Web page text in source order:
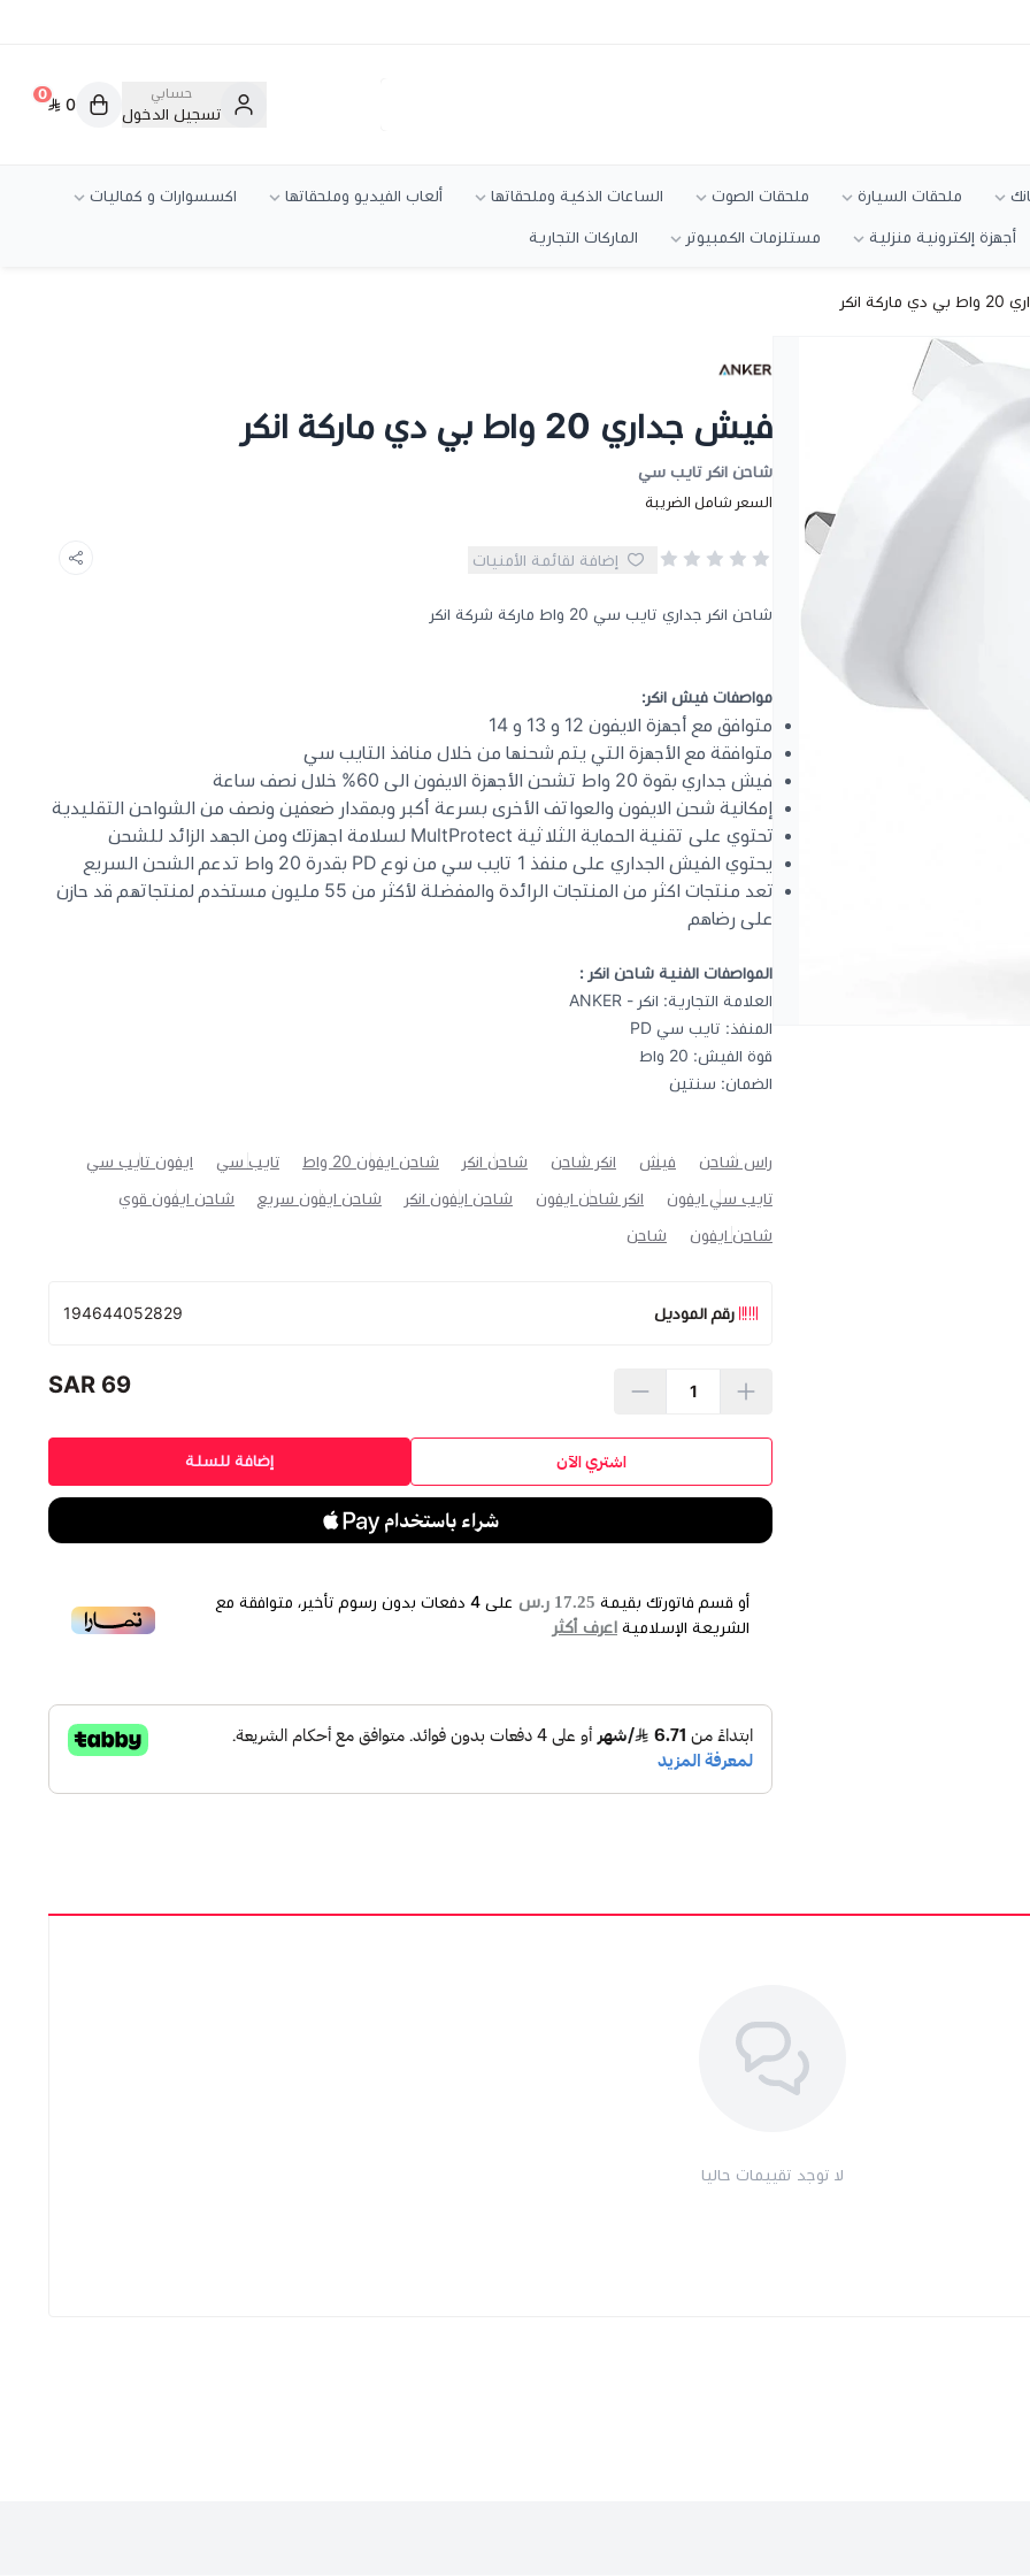
حسابي
تسجيل الدخول
0
0
ملحقات السيارة ملحقات الصوت الساعات الذكية وملحقاتها ألعاب الفيديو وملحقاتها اكسسوارات و كماليات
أجهزة إلكترونية منزلية مستلزمات الكمبيوتر الماركات التجارية
انكر
فيش جداري 20 واط بي دي ماركة انكر
شاحن انكر تايب سي
السعر شامل الضريبة
إضافة لقائمة الأمنيات
شاحن انكر جداري تايب سي 20 واط ماركة شركة انكر
مواصفات فيش انكر:
متوافق مع أجهزة الايفون 12 و 13 و 14
متوافقة مع الأجهزة التي يتم شحنها من خلال منافذ التايب سي
فيش جداري بقوة 20 واط تشحن الأجهزة الايفون الى 60% خلال نصف ساعة
إمكانية شحن الايفون والعواتف الأخرى بسرعة أكبر وبمقدار ضعفين ونصف من الشواحن التقليدية
تحتوي على تقنية الحماية الثلاثية MultProtect لسلامة اجهزتك ومن الجهد الزائد للشحن
يحتوي الفيش الجداري على منفذ 1 تايب سي من نوع PD بقدرة 20 واط تدعم الشحن السريع
تعد منتجات اكثر من المنتجات الرائدة والمفضلة لأكثر من 55 مليون مستخدم لمنتجاتهم قد حازن
على رضاهم
المواصفات الفنية شاحن انكر :
العلامة التجارية: انكر - ANKER
المنفذ: تايب سي PD
قوة الفيش: 20 واط
الضمان: سنتين
راس شاحن فيش انكر شاحن شاحن انكر شاحن ايفون 20 واط تايب سي ايفون تايب سي
تايب سي ايفون انكر شاحن ايفون شاحن ايفون انكر شاحن ايفون سريع شاحن ايفون قوي
شاحن ايفون شاحن
رقم الموديل 194644052829
69 SAR
إضافة للسلة اشتري الآن
أو قسم فاتورتك بقيمة 17.25 ر.س على 4 دفعات بدون رسوم تأخير، متوافقة مع
الشريعة الإسلامية اعرف أكثر
لا توجد تقييمات حاليا